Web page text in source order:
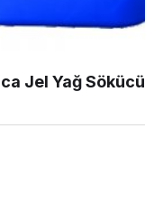
Jel Yağ Sökücü